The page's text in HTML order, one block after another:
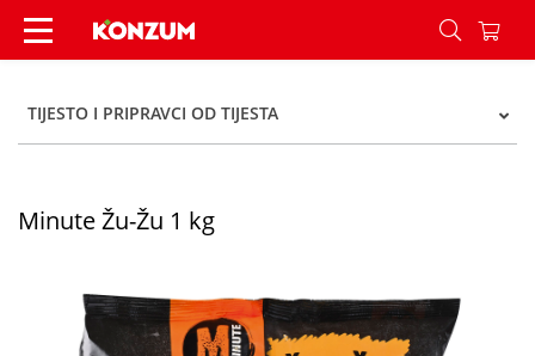
Minute Žu-Žu 1 kg - Konzum
TIJESTO I PRIPRAVCI OD TIJESTA
Minute Žu-Žu 1 kg